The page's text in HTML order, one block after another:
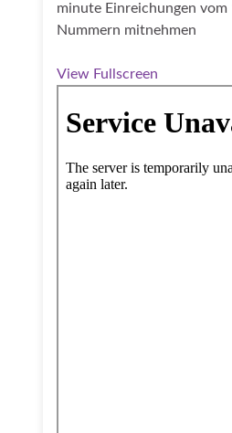
minute Einreichungen
Nummern mitnehmen
View Fullscreen